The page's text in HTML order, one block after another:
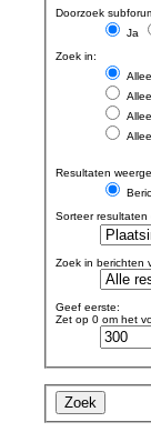
Doorzoek
Ja
Zoek in:
Resultaten
Sorteer resultaten
Zoek in berichten
Geef eerste:
Zet op 0 om het